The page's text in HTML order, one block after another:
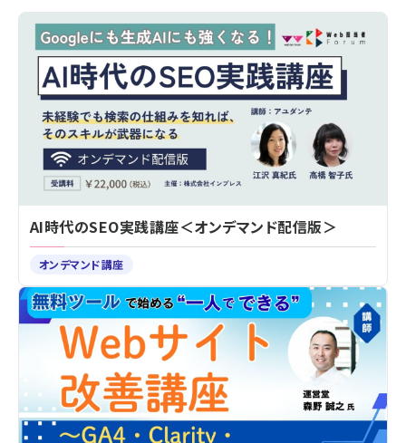
AI時代のSEO実践講座＜オンデマンド配信版＞
オンデマンド講座